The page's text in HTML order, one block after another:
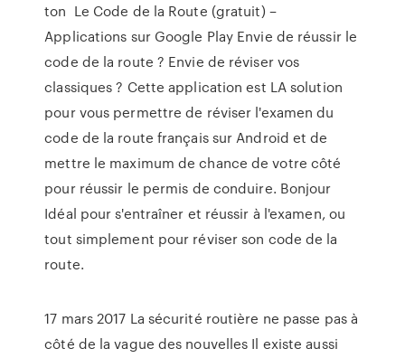
ton Le Code de la Route (gratuit) –
Applications sur Google Play Envie de réussir le
code de la route ? Envie de réviser vos
classiques ? Cette application est LA solution
pour vous permettre de réviser l'examen du
code de la route français sur Android et de
mettre le maximum de chance de votre côté
pour réussir le permis de conduire. Bonjour
Idéal pour s'entraîner et réussir à l'examen, ou
tout simplement pour réviser son code de la
route.
17 mars 2017 La sécurité routière ne passe pas à
côté de la vague des nouvelles Il existe aussi